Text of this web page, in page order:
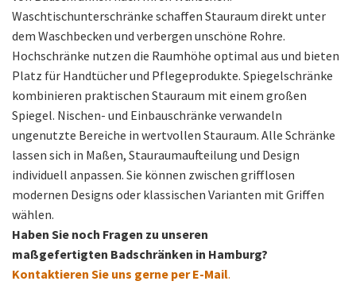
Waschtischunterschränke schaffen Stauraum direkt unter
dem Waschbecken und verbergen unschöne Rohre.
Hochschränke nutzen die Raumhöhe optimal aus und bieten
Platz für Handtücher und Pflegeprodukte. Spiegelschränke
kombinieren praktischen Stauraum mit einem großen
Spiegel. Nischen- und Einbauschränke verwandeln
ungenutzte Bereiche in wertvollen Stauraum. Alle Schränke
lassen sich in Maßen, Stauraumaufteilung und Design
individuell anpassen. Sie können zwischen grifflosen
modernen Designs oder klassischen Varianten mit Griffen
wählen.
Haben Sie noch Fragen zu unseren
maßgefertigten Badschränken in Hamburg?
Kontaktieren Sie uns gerne per E-Mail.